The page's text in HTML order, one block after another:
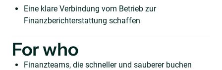
Eine klare Verbindung vom Betrieb zur
Finanzberichterstattung schaffen
For who
Finanzteams, die schneller und sauberer buchen